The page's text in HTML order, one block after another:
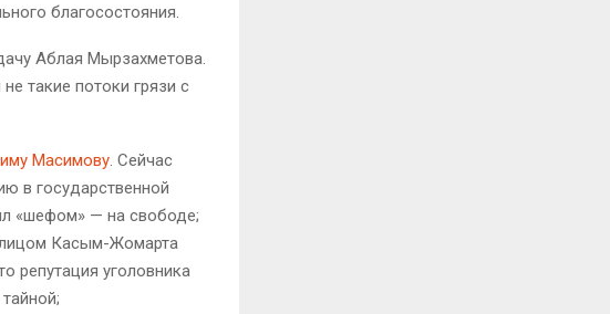
благосостояния.
Аблая Мырзахметова.
такие потоки грязи с
Масимову . Сейчас
в государственной
«шефом» — на свободе;
Касым-Жомарта
репутация уголовника